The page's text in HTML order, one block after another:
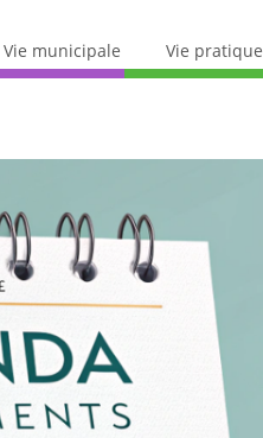
Vie municipale Vie pratique